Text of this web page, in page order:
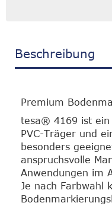
Beschreibung
Premium
tesa® 4169 ist ein
PVC-Träger und
besonders
anspruchsvolle
Anwendungen im
Je nach Farbwahl